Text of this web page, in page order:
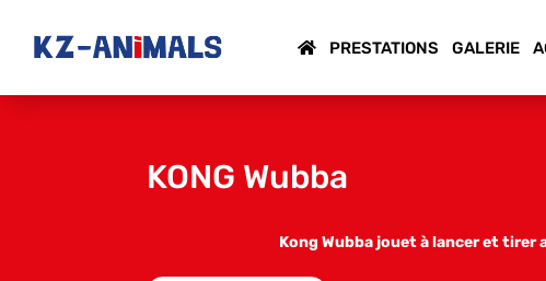
PRESTATIONS GALERIE
KONG Wubba
Kong Wubba jouet à lancer et